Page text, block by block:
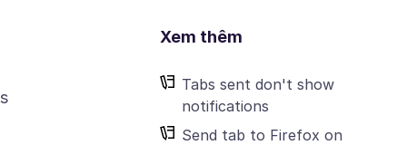
Xem thêm
Tabs sent don't show
notifications
Send tab to Firefox on